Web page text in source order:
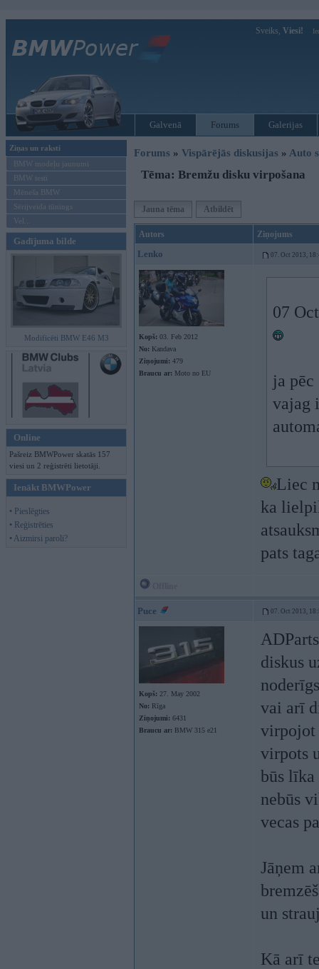
Sveiks, Viesi!
Galvenā Forums Galerijas
Ziņas un raksti
BMW modeļu jaunumi
BMW testi
Mēneša BMW
Sērijveida tūnings
Vel...
Gadījuma bilde
Modificēti BMW E46 M3
Online
Pašreiz BMWPower skatās 157
viesi un 2 reģistrēti lietotāji.
Ienākt BMWPower
• Pieslēgties
• Reģistrēties
• Aizmirsi paroli?
Forums » Vispārējās diskusijas » Auto
Tēma: Bremžu disku virpošana
Jauna tēma Atbildēt
Autors Ziņojums
Lenko 07. Oct 2013,
Kopš: 03. Feb 2012
No: Kandava
Ziņojumi: 479
Braucu ar: Moto no EU
07
ja pēc
vajag
Liec
ka
pats
Puce 07. Oct 2013,
Kopš: 27. May 2002
No: Rīga
Ziņojumi: 6431
Braucu ar: BMW 315 e21
diskus
vai arī
virpojot
virpots
būs līka
nebūs
vecas
Jāņem
un
Kā arī